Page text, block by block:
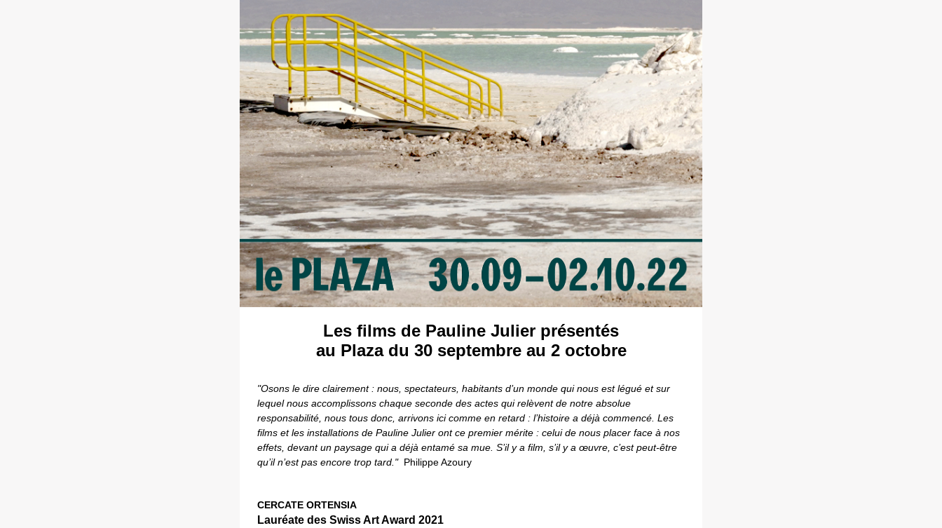
Les films de Pauline Julier présentés
au Plaza du 30 septembre au 2 octobre
"Osons le dire clairement : nous, spectateurs, habitants d’un monde qui nous est légué et sur
lequel nous accomplissons chaque seconde des actes qui relèvent de notre absolue
responsabilité, nous tous donc, arrivons ici comme en retard : l’histoire a déjà commencé. Les
films et les installations de Pauline Julier ont ce premier mérite : celui de nous placer face à nos
effets, devant un paysage qui a déjà entamé sa mue. S’il y a film, s’il y a œuvre, c’est peut-être
qu’il n’est pas encore trop tard." Philippe Azoury
CERCATE ORTENSIA
Lauréate des Swiss Art Award 2021